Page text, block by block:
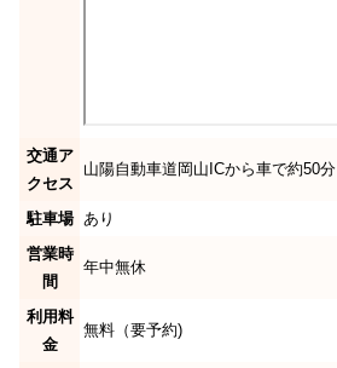
交通ア
クセス
山陽自動車道岡山ICから車で約50分
駐車場 あり
営業時
間
年中無休
利用料
金
無料（要予約)